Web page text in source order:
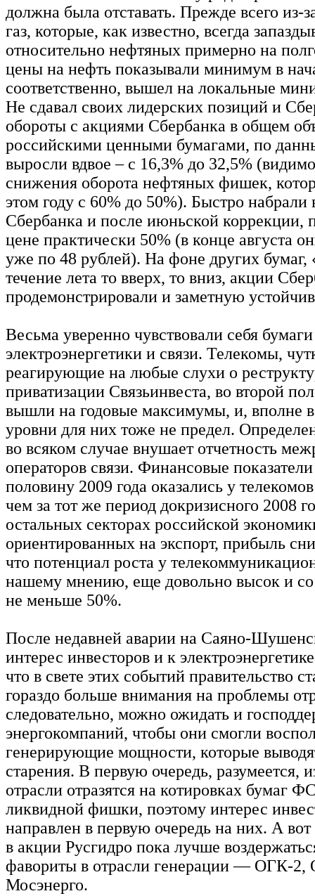
должна была отставать. Прежде всего из-
газ, которые, как известно, всегда
относительно нефтяных примерно на
цены на нефть показывали минимум в
соответственно, вышел на локальные
Не сдавал своих лидерских позиций и
обороты с акциями Сбербанка в общем
российскими ценными бумагами, по
выросли вдвое – с 16,3% до 32,5%
снижения оборота нефтяных фишек,
этом году с 60% до 50%). Быстро набрали
Сбербанка и после июньской коррекции,
цене практически 50% (в конце августа
уже по 48 рублей). На фоне других бумаг,
течение лета то вверх, то вниз, акции
продемонстрировали и заметную
Весьма уверенно чувствовали себя бумаги
электроэнергетики и связи. Телекомы,
реагирующие на любые слухи о
приватизации Связьинвеста, во второй
вышли на годовые максимумы, и, вполне
уровни для них тоже не предел.
во всяком случае внушает отчетность
операторов связи. Финансовые
половину 2009 года оказались у
чем за тот же период докризисного 2008
остальных секторах российской
ориентированных на экспорт, прибыль
что потенциал роста у
нашему мнению, еще довольно высок и
не меньше 50%.
После недавней аварии на Саяно-
интерес инвесторов и к
что в свете этих событий правительство
гораздо больше внимания на проблемы
следовательно, можно ожидать и
энергокомпаний, чтобы они смогли
генерирующие мощности, которые
старения. В первую очередь, разумеется,
отрасли отразятся на котировках бумаг
ликвидной фишки, поэтому интерес
направлен в первую очередь на них. А
в акции Русгидро пока лучше
фавориты в отрасли генерации — ОГК-2,
Мосэнерго.